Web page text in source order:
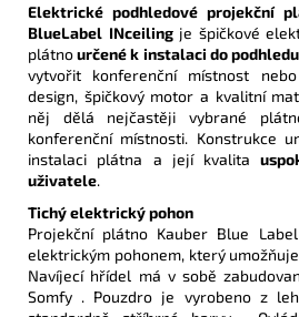
Elektrické podhledové projekční
BlueLabel INceiling je špičkové
plátnourčené k instalaci do podhledu
vytvořit konferenční místnost
design, špičkový motor a kvalitní
něj dělá nejčastěji vybrané
konferenční místnosti. Konstrukce u
instalaci plátna a její kvalita
uživatele.
Tichý elektrický pohon
Projekční plátno Kauber Blue
elektrickým pohonem, který
Navíjecí hřídel má v sobě
Somfy . Pouzdro je vyrobeno z